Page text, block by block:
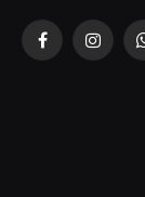
Facebook